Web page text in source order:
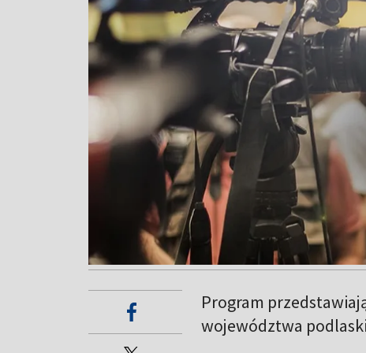
Program
województwa